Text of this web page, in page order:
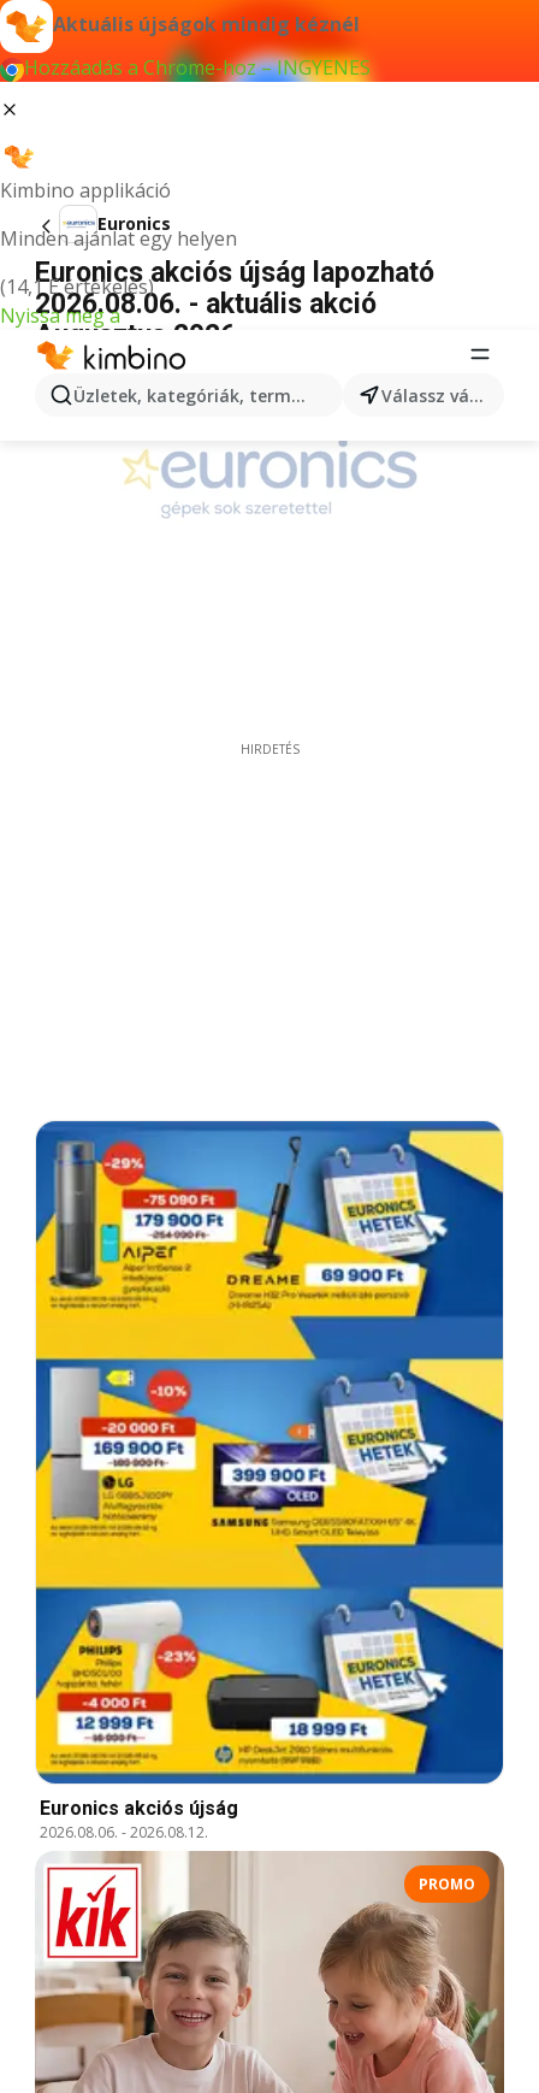
Aktuális újságok mindig kéznél
Hozzáadás a Chrome-hoz – INGYENES
Kimbino applikáció
Minden ajánlat egy helyen
(14,1 E értékelés)
Nyissa meg a
Üzletek, kategóriák, termékek keresése... Válassz várost
Euronics
Euronics akciós újság lapozható
2026.08.06. - aktuális akció
Augusztus 2026
HIRDETÉS
Euronics akciós újság
2026.08.06. -2026.08.12.
PROMO